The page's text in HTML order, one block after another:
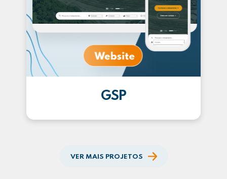
GSP
VER MAIS PROJETOS